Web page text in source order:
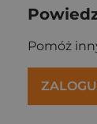
Pomóż